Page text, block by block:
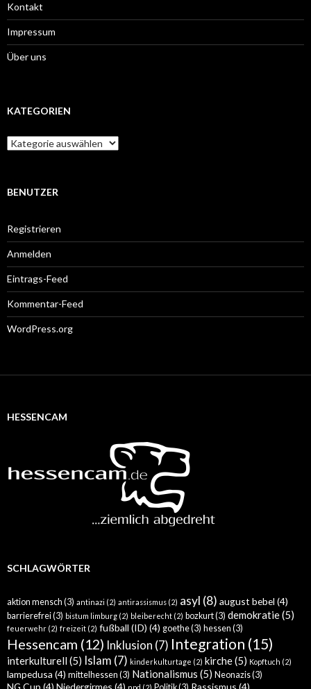
Kontakt
Impressum
Über uns
KATEGORIEN
Kategorien
BENUTZER
Registrieren
Anmelden
Eintrags-Feed
Kommentar-Feed
WordPress.org
HESSENCAM
SCHLAGWÖRTER
aktion mensch (3) antinazi (2) antirassismus (2) asyl (8) august bebel (4)
barrierefrei(3) bistum limburg (2) bleiberecht (2) bozkurt(3) demokratie(5)
feuerwehr (2) freizeit (2) fußball (ID) (4) goethe(3) hessen (3)
Hessencam (12) Inklusion (7) Integration (15)
interkulturell(5) Islam (7) kinderkulturtage (2) kirche(5) Kopftuch (2)
lampedusa (4) mittelhessen (3) Nationalismus (5) Neonazis(3)